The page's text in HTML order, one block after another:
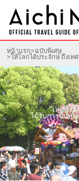
หน้าแรก ฉบับพิเศษ
ให้โลกได้ประจักษ์ ถึงเ
"เทศกา
ได้รับการขึ้นทะ
ถึง